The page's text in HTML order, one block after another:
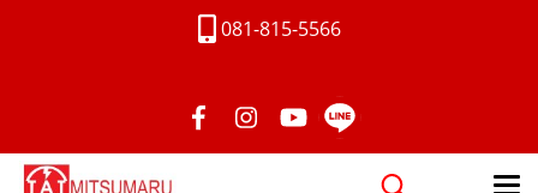
081-815-5566